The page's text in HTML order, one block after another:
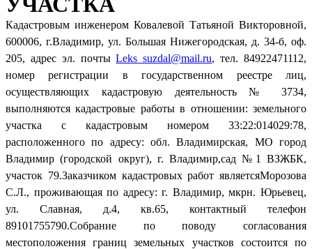
Кадастровым инженером Ковалевой Татьяной Викторовной,
600006, г.Владимир, ул. Большая Нижегородская, д. 34-б, оф.
205, адрес эл. почтыLeks_suzdal@mail.ru, тел. 84922471112,
номер регистрации в государственном реестре лиц,
осуществляющих кадастровую деятельность № 3734,
выполняются кадастровые работы в отношении: земельного
участка с кадастровым номером 33:22:014029:78,
расположенного по адресу: обл. Владимирская, МО город
Владимир (городской округ), г. Владимир,сад №1 ВЗЖБК,
участок 79.Заказчиком кадастровых работ являетсяМорозова
С.Л., проживающая по адресу: г. Владимир, мкрн. Юрьевец,
ул. Славная, д.4, кв.65, контактный телефон
89101755790.Собрание по поводу согласования
местоположения границ земельных участков состоится по